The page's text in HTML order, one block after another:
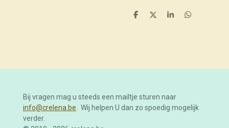
D
D
S
D
Bij vragen mag u steeds een mailtje sturen naar
info@crelena.be. Wij helpen U dan zo spoedig mogelijk
verder.